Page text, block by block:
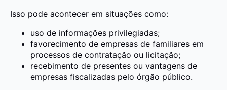
Isso pode acontecer em situações como:
uso de informações privilegiadas;
favorecimento de empresas de familiares em
processos de contratação ou licitação;
recebimento de presentes ou vantagens de
empresas fiscalizadas pelo órgão público.